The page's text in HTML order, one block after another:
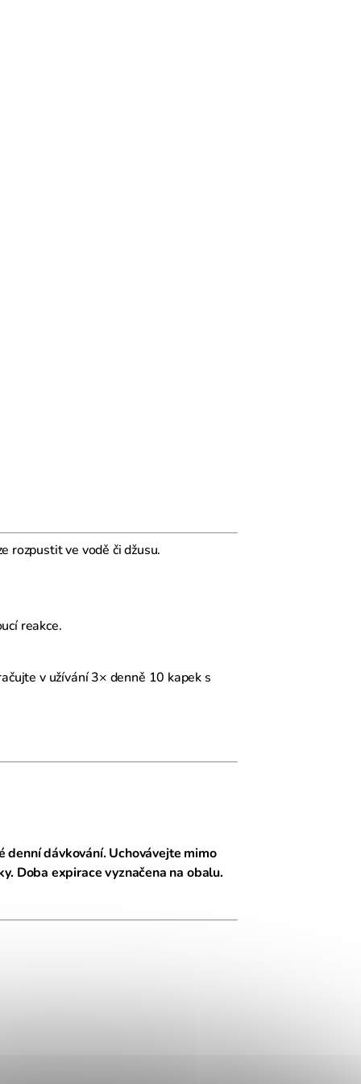
rozpustit ve vodě či džusu.
reakce.
v užívání 3× denně 10 kapek s
denní dávkování. Uchovávejte mimo
Doba expirace vyznačena na obalu.